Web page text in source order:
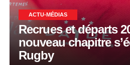
ACTU-MÉDIAS
Recrues et départs
nouveau chapitre
Rugby